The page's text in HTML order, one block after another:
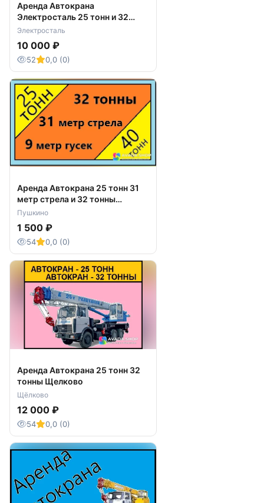
Аренда Автокрана
Электросталь 25 тонн и 32
тонны
Электросталь
10 000 ₽
52 0,0 (0)
Аренда Автокрана 25 тонн 31
метр стрела и 32 тонны
Пушкино
Пушкино
1 500 ₽
54 0,0 (0)
Аренда Автокрана 25 тонн 32
тонны Щелково
Щёлково
12 000 ₽
54 0,0 (0)